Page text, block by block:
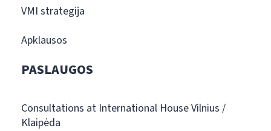
VMI strategija
Apklausos
PASLAUGOS
Consultations at International House Vilnius /
Klaipėda